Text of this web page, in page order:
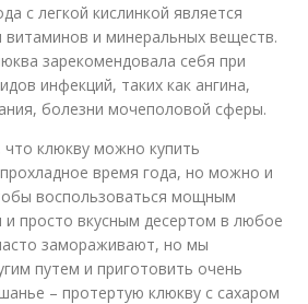
с легкой кислинкой является
и минеральных веществ.
зарекомендовала себя при
инфекций, таких как ангина,
болезни мочеполовой сферы.
клюкву можно купить
время года, но можно и
воспользоваться мощным
просто вкусным десертом в любое
замораживают, но мы
путем и приготовить очень
– протертую клюкву с сахаром